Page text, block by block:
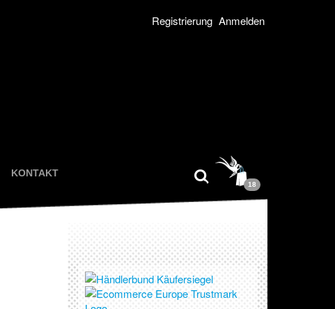
Registrierung Anmelden
KONTAKT
18